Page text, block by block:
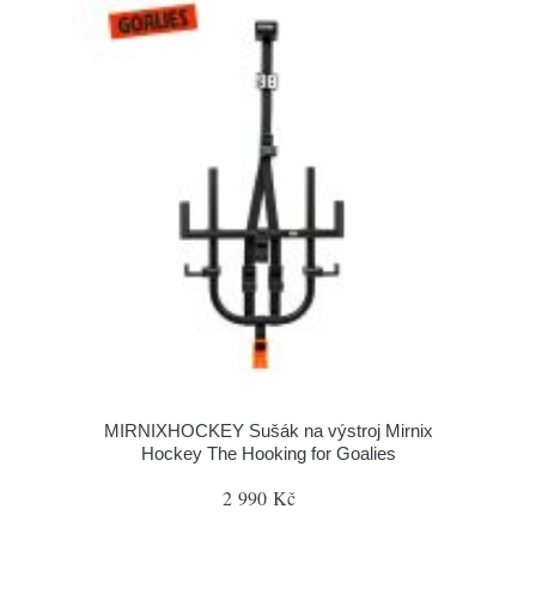
MIRNIXHOCKEY Sušák na výstroj Mirnix
Hockey The Hooking for Goalies
2 990 Kč